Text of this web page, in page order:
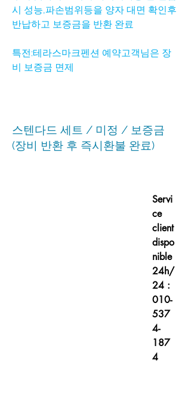
시 성능,파손범위등을 양자 대면 확인후
반납하고 보증금을 반환 완료
특전:테라스마크펜션 예약고객님은 장
비 보증금 면제
스텐다드 세트 / 미정 / 보증금
(장비 반환 후 즉시환불 완료)
Servi
ce
client
dispo
nible
24h/
24 :
010-
537
4-
187
4